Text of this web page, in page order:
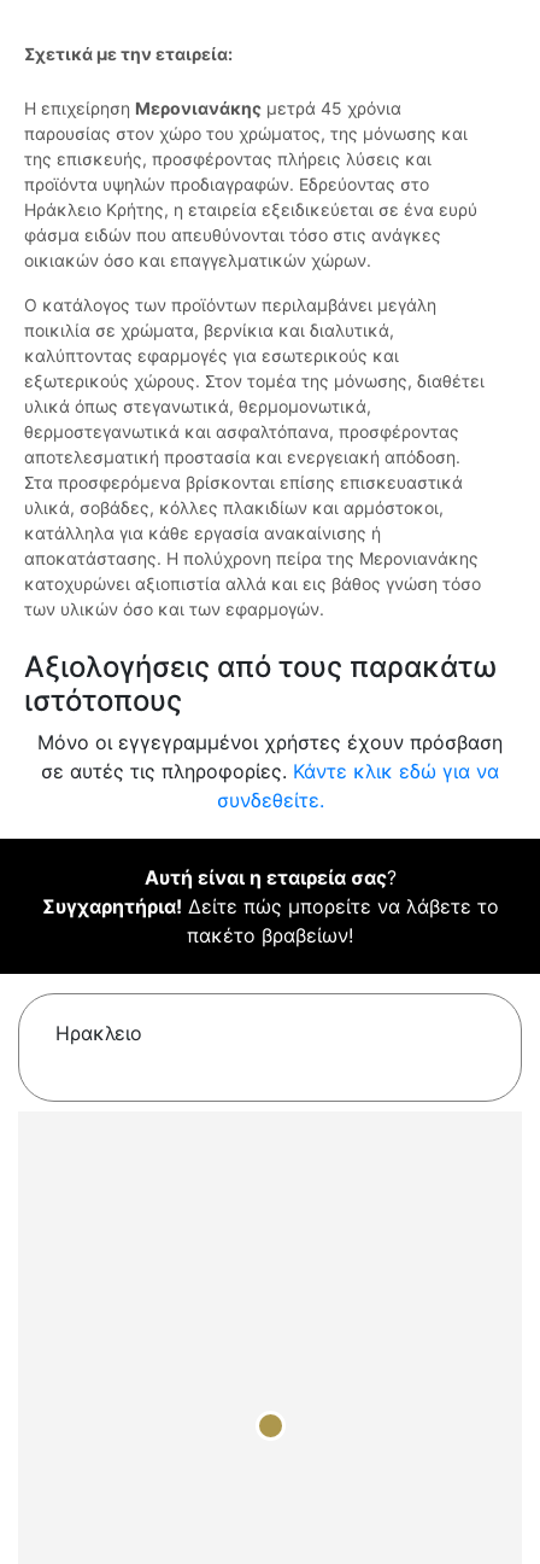
Σχετικά με την εταιρεία:
Η επιχείρηση Μερονιανάκης μετρά 45 χρόνια
παρουσίας στον χώρο του χρώματος, της μόνωσης και
της επισκευής, προσφέροντας πλήρεις λύσεις και
προϊόντα υψηλών προδιαγραφών. Εδρεύοντας στο
Ηράκλειο Κρήτης, η εταιρεία εξειδικεύεται σε ένα ευρύ
φάσμα ειδών που απευθύνονται τόσο στις ανάγκες
οικιακών όσο και επαγγελματικών χώρων.
Ο κατάλογος των προϊόντων περιλαμβάνει μεγάλη
ποικιλία σε χρώματα, βερνίκια και διαλυτικά,
καλύπτοντας εφαρμογές για εσωτερικούς και
εξωτερικούς χώρους. Στον τομέα της μόνωσης, διαθέτει
υλικά όπως στεγανωτικά, θερμομονωτικά,
θερμοστεγανωτικά και ασφαλτόπανα, προσφέροντας
αποτελεσματική προστασία και ενεργειακή απόδοση.
Στα προσφερόμενα βρίσκονται επίσης επισκευαστικά
υλικά, σοβάδες, κόλλες πλακιδίων και αρμόστοκοι,
κατάλληλα για κάθε εργασία ανακαίνισης ή
αποκατάστασης. Η πολύχρονη πείρα της Μερονιανάκης
κατοχυρώνει αξιοπιστία αλλά και εις βάθος γνώση τόσο
των υλικών όσο και των εφαρμογών.
Αξιολογήσεις από τους παρακάτω
ιστότοπους
Μόνο οι εγγεγραμμένοι χρήστες έχουν πρόσβαση
σε αυτές τις πληροφορίες. Κάντε κλικ εδώ για να
συνδεθείτε.
Αυτή είναι η εταιρεία σας?
Συγχαρητήρια! Δείτε πώς μπορείτε να λάβετε το
πακέτο βραβείων!
Ηρακλειο